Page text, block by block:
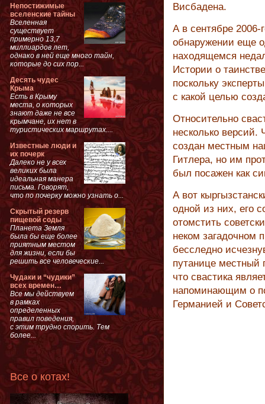
Висбадена.
А в сентябре
обнаружении еще
находящемся
Истории о
поскольку
с какой целью
Относительно
несколько версий.
создан местным
Гитлера, но им
был посажен как
А вот
одной из них, его
отомстить
неком загадочном
бесследно
путанице местный
что свастика
напоминающим о
Германией и
Непостижимые
вселенские тайны
Вселенная
существует
примерно 13,7
миллиардов лет,
однако в ней еще много тайн,
которые до сих пор...
Десять чудес
Крыма
Есть в Крыму
места, о которых
знают даже не все
крымчане, их нет в
туристических маршрутах....
Известные люди и
их почерк
Далеко не у всех
великих была
идеальная манера
письма. Говорят,
что по почерку можно узнать о...
Скрытый резерв
пищевой соды
Планета Земля
была бы еще более
приятным местом
для жизни, если бы
решить все человеческие...
Чудаки и “чудики”
всех времен…
Все мы действуем
в рамках
определенных
правил поведения,
с этим трудно спорить. Тем
более...
Все о котах!